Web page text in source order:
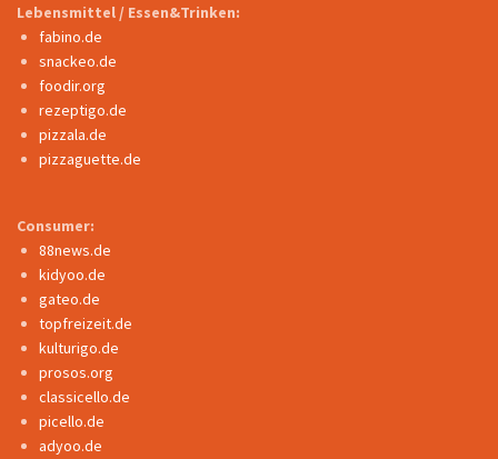
Lebensmittel / Essen&Trinken:
fabino.de
snackeo.de
foodir.org
rezeptigo.de
pizzala.de
pizzaguette.de
Consumer:
88news.de
kidyoo.de
gateo.de
topfreizeit.de
kulturigo.de
prosos.org
classicello.de
picello.de
adyoo.de